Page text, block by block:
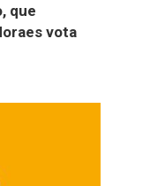
que
vota